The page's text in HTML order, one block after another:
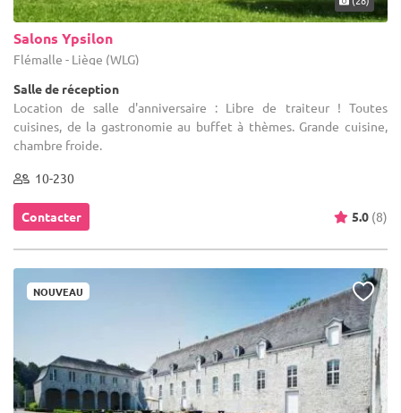
Salons Ypsilon
Flémalle - Liège (WLG)
Salle de réception
Location de salle d'anniversaire : Libre de traiteur ! Toutes
cuisines, de la gastronomie au buffet à thèmes. Grande cuisine,
chambre froide.
10-230
Contacter 5.0 (8)
NOUVEAU